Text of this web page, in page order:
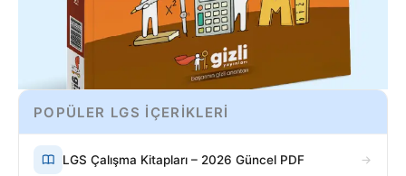
POPÜLER LGS İÇERİKLERİ
LGS Çalışma Kitapları – 2026 Güncel PDF